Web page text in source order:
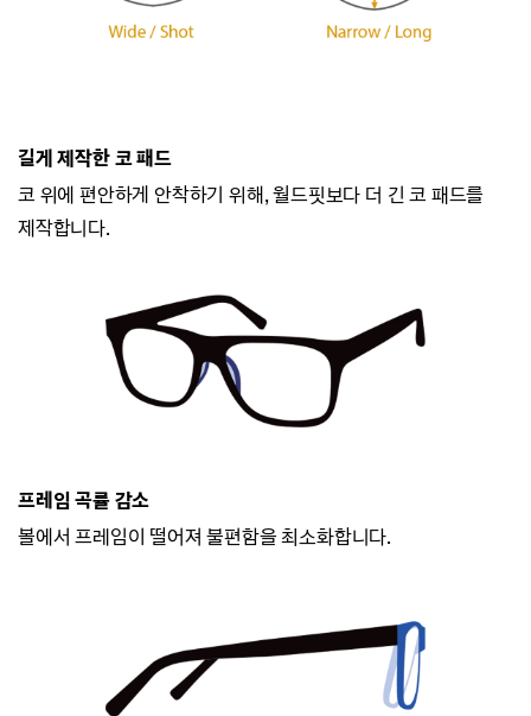
길게 제작한 코 패드
코 위에 편안하게 안착하기 위해, 월드핏보다 더 긴 코 패드를
제작합니다.
프레임 곡률 감소
볼에서 프레임이 떨어져 불편함을 최소화합니다.